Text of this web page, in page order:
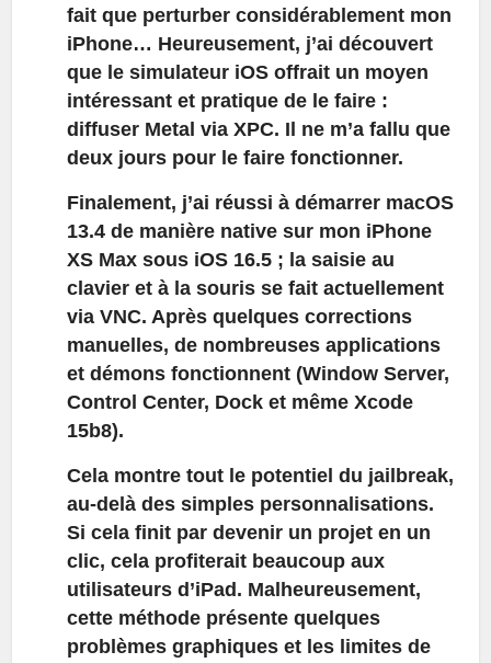
fait que perturber considérablement mon
iPhone… Heureusement, j’ai découvert
que le simulateur iOS offrait un moyen
intéressant et pratique de le faire :
diffuser Metal via XPC. Il ne m’a fallu que
deux jours pour le faire fonctionner.
Finalement, j’ai réussi à démarrer macOS
13.4 de manière native sur mon iPhone
XS Max sous iOS 16.5 ; la saisie au
clavier et à la souris se fait actuellement
via VNC. Après quelques corrections
manuelles, de nombreuses applications
et démons fonctionnent (Window Server,
Control Center, Dock et même Xcode
15b8).
Cela montre tout le potentiel du jailbreak,
au-delà des simples personnalisations.
Si cela finit par devenir un projet en un
clic, cela profiterait beaucoup aux
utilisateurs d’iPad. Malheureusement,
cette méthode présente quelques
problèmes graphiques et les limites de